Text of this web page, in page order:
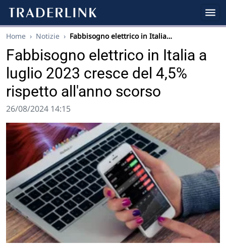
Home › Notizie › Fabbisogno elettrico in Italia…
Fabbisogno elettrico in Italia a
luglio 2023 cresce del 4,5%
rispetto all'anno scorso
26/08/2024 14:15